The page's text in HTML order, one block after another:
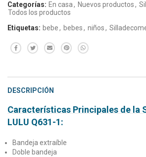
Categorías: En casa, Nuevos productos,
Todos los productos
Etiquetas: bebe, bebes, niños,
DESCRIPCIÓN
Características Principales de la
LULU Q631-1:
Bandeja extraíble
Doble bandeja